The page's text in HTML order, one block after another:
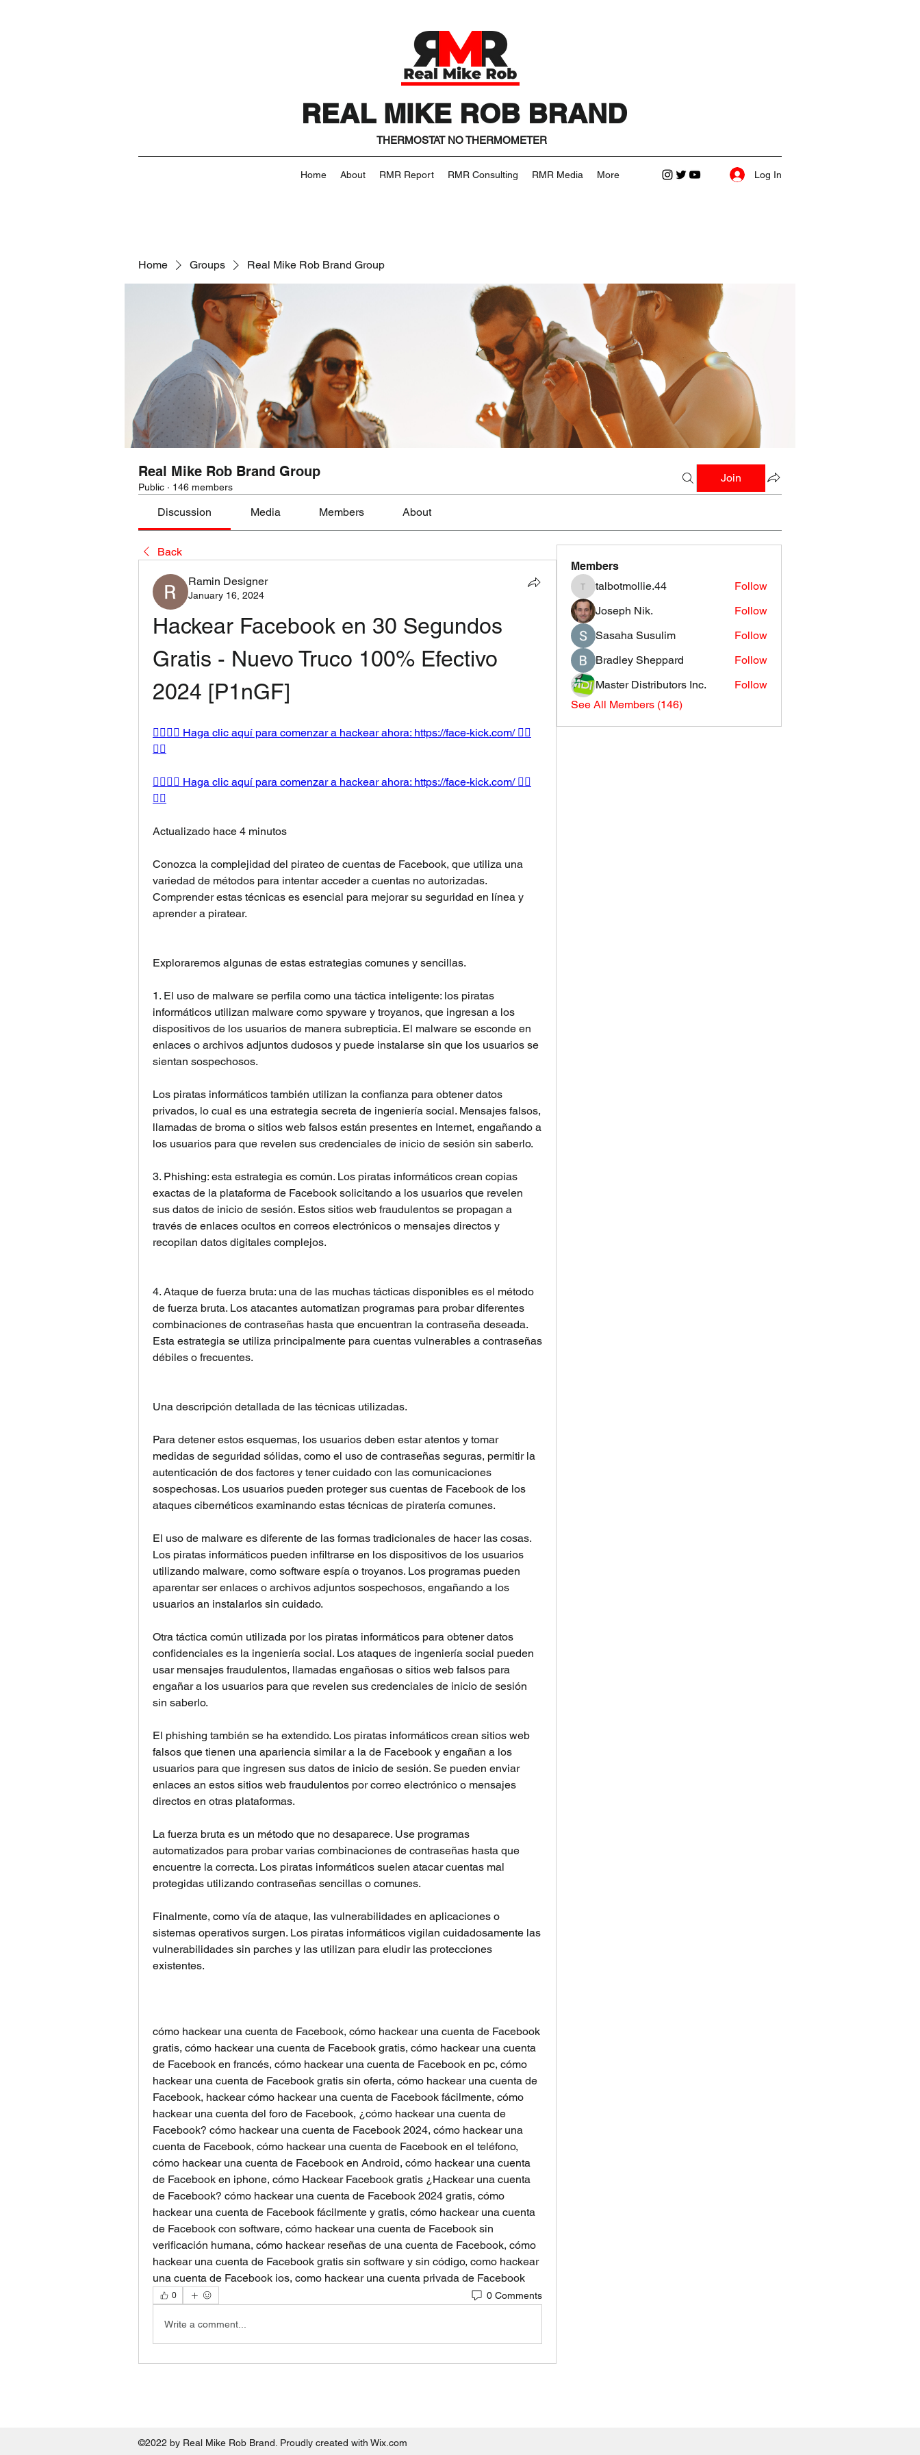
REAL MIKE ROB BRAND
THERMOSTAT NO THERMOMETER
Home About RMR Report RMR Consulting RMR Media More Log In
Home Groups Real Mike Rob Brand Group
Real Mike Rob Brand Group
Public · 146 members
Join
Discussion Media Members About
Back
Ramin Designer
January 16, 2024
Hackear Facebook en 30 Segundos
Gratis - Nuevo Truco 100% Efectivo
2024 [P1nGF]
👉🏻👉🏻 Haga clic aquí para comenzar a hackear ahora: https://face-kick.com/ 👈🏻
👈🏻
👉🏻👉🏻 Haga clic aquí para comenzar a hackear ahora: https://face-kick.com/ 👈🏻
👈🏻
Actualizado hace 4 minutos
Conozca la complejidad del pirateo de cuentas de Facebook, que utiliza una
variedad de métodos para intentar acceder a cuentas no autorizadas.
Comprender estas técnicas es esencial para mejorar su seguridad en línea y
aprender a piratear.
Exploraremos algunas de estas estrategias comunes y sencillas.
1. El uso de malware se perfila como una táctica inteligente: los piratas
informáticos utilizan malware como spyware y troyanos, que ingresan a los
dispositivos de los usuarios de manera subrepticia. El malware se esconde en
enlaces o archivos adjuntos dudosos y puede instalarse sin que los usuarios se
sientan sospechosos.
Los piratas informáticos también utilizan la confianza para obtener datos
privados, lo cual es una estrategia secreta de ingeniería social. Mensajes falsos,
llamadas de broma o sitios web falsos están presentes en Internet, engañando a
los usuarios para que revelen sus credenciales de inicio de sesión sin saberlo.
3. Phishing: esta estrategia es común. Los piratas informáticos crean copias
exactas de la plataforma de Facebook solicitando a los usuarios que revelen
sus datos de inicio de sesión. Estos sitios web fraudulentos se propagan a
través de enlaces ocultos en correos electrónicos o mensajes directos y
recopilan datos digitales complejos.
4. Ataque de fuerza bruta: una de las muchas tácticas disponibles es el método
de fuerza bruta. Los atacantes automatizan programas para probar diferentes
combinaciones de contraseñas hasta que encuentran la contraseña deseada.
Esta estrategia se utiliza principalmente para cuentas vulnerables a contraseñas
débiles o frecuentes.
Una descripción detallada de las técnicas utilizadas.
Para detener estos esquemas, los usuarios deben estar atentos y tomar
medidas de seguridad sólidas, como el uso de contraseñas seguras, permitir la
autenticación de dos factores y tener cuidado con las comunicaciones
sospechosas. Los usuarios pueden proteger sus cuentas de Facebook de los
ataques cibernéticos examinando estas técnicas de piratería comunes.
El uso de malware es diferente de las formas tradicionales de hacer las cosas.
Los piratas informáticos pueden infiltrarse en los dispositivos de los usuarios
utilizando malware, como software espía o troyanos. Los programas pueden
aparentar ser enlaces o archivos adjuntos sospechosos, engañando a los
usuarios an instalarlos sin cuidado.
Otra táctica común utilizada por los piratas informáticos para obtener datos
confidenciales es la ingeniería social. Los ataques de ingeniería social pueden
usar mensajes fraudulentos, llamadas engañosas o sitios web falsos para
engañar a los usuarios para que revelen sus credenciales de inicio de sesión
sin saberlo.
El phishing también se ha extendido. Los piratas informáticos crean sitios web
falsos que tienen una apariencia similar a la de Facebook y engañan a los
usuarios para que ingresen sus datos de inicio de sesión. Se pueden enviar
enlaces an estos sitios web fraudulentos por correo electrónico o mensajes
directos en otras plataformas.
La fuerza bruta es un método que no desaparece. Use programas
automatizados para probar varias combinaciones de contraseñas hasta que
encuentre la correcta. Los piratas informáticos suelen atacar cuentas mal
protegidas utilizando contraseñas sencillas o comunes.
Finalmente, como vía de ataque, las vulnerabilidades en aplicaciones o
sistemas operativos surgen. Los piratas informáticos vigilan cuidadosamente las
vulnerabilidades sin parches y las utilizan para eludir las protecciones
existentes.
cómo hackear una cuenta de Facebook, cómo hackear una cuenta de Facebook
gratis, cómo hackear una cuenta de Facebook gratis, cómo hackear una cuenta
de Facebook en francés, cómo hackear una cuenta de Facebook en pc, cómo
hackear una cuenta de Facebook gratis sin oferta, cómo hackear una cuenta de
Facebook, hackear cómo hackear una cuenta de Facebook fácilmente, cómo
hackear una cuenta del foro de Facebook, ¿cómo hackear una cuenta de
Facebook? cómo hackear una cuenta de Facebook 2024, cómo hackear una
cuenta de Facebook, cómo hackear una cuenta de Facebook en el teléfono,
cómo hackear una cuenta de Facebook en Android, cómo hackear una cuenta
de Facebook en iphone, cómo Hackear Facebook gratis ¿Hackear una cuenta
de Facebook? cómo hackear una cuenta de Facebook 2024 gratis, cómo
hackear una cuenta de Facebook fácilmente y gratis, cómo hackear una cuenta
de Facebook con software, cómo hackear una cuenta de Facebook sin
verificación humana, cómo hackear reseñas de una cuenta de Facebook, cómo
hackear una cuenta de Facebook gratis sin software y sin código, como hackear
una cuenta de Facebook ios, como hackear una cuenta privada de Facebook
0 0 Comments
Write a comment...
Members
talbotmollie.44
talbotmollie.44
Follow
Joseph Nik.
Follow
Sasaha Susulim
Follow
Bradley Sheppard
Follow
Master Distributors Inc.
Follow
See All Members (146)
©2022 by Real Mike Rob Brand. Proudly created with Wix.com